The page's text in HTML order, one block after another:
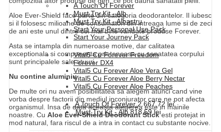
A Touch Of Forever
Must Try Kit - Alb
Must Try Kit - Albastru
Start Your Personal Use Pack
Start Your Journey Pack
Vital5 Cu Forever Freedom
Forever DX4
Vital5 Cu Forever Aloe Vera Gel
Vital5 Cu Forever Aloe Berry Nectar
Vital5 Cu Forever Aloe Peaches
A Touch Of Forever 2.667,72lei
Must Try Kit - Alb 818,59lei
Aloe Ever-Shield face parte din categoria deodorantelor. Il iubesc
si il folosesc milioane de consumatori din intreaga lume si de zeci
de ani este unul dintre cel mai bine vandute produse Forever.
Asta se intampla din numeroase motive, dar calitatea
exceptionala si componenta prietenoasa cu sanatatea corpului
sunt principalele sale atuuri.
Nu contine aluminiu
De multe ori nu avem posibilitatea sa alegem atunci cand vine
vorba despre factorii din mediul inconjurator care ne pot afecta
organismul. Insa de data aceasta alegerea este in mainile
noastre. Cu Aloe Ever-Shield Deodorant Stickesti protejat in
mod natural, fara riscul de a intra in contact cu substante nocive.